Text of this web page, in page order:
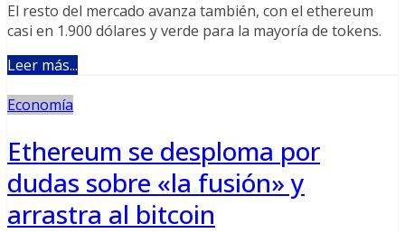
El resto del mercado avanza también, con el ethereum
casi en 1.900 dólares y verde para la mayoría de tokens.
Leer más...
Economía
Ethereum se desploma por
dudas sobre «la fusión» y
arrastra al bitcoin